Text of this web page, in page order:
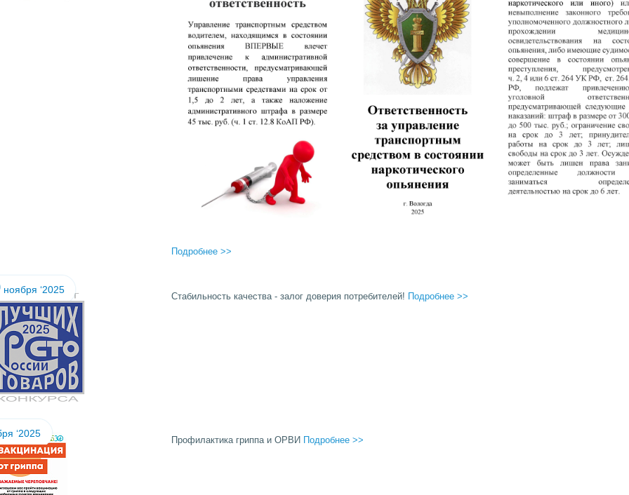
Подробнее >>
ноября ‘2025
Стабильность качества - залог доверия потребителей! Подробнее >>
‘2025
Профилактика гриппа и ОРВИ Подробнее >>